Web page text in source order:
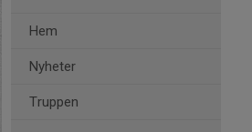
Hem
Nyheter
Truppen